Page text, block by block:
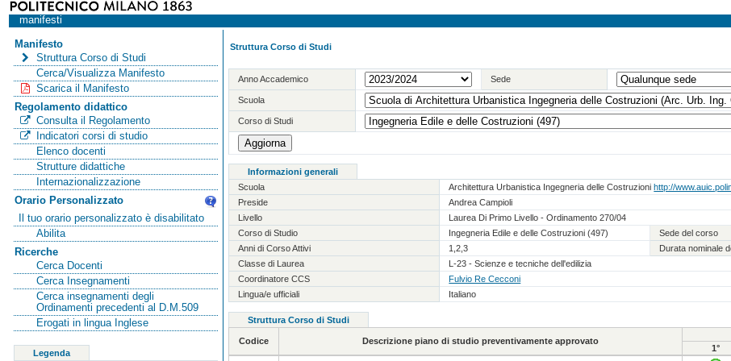
manifesti
Manifesto
Struttura Corso di Studi
Cerca/Visualizza Manifesto
Scarica il Manifesto
Regolamento didattico
Consulta il Regolamento
Indicatori corsi di studio
Elenco docenti
Strutture didattiche
Internazionalizzazione
Orario Personalizzato
Il tuo orario personalizzato è disabilitato
Abilita
Ricerche
Cerca Docenti
Cerca Insegnamenti
Cerca insegnamenti degli
Ordinamenti precedenti al D.M.509
Erogati in lingua Inglese
Legenda
Struttura Corso di Studi
Anno Accademico Sede
Scuola
Corso di Studi
Informazioni generali
Scuola
Architettura Urbanistica Ingegneria delle Costruzionihttp://
Preside
Andrea Campioli
Livello
Laurea Di Primo Livello - Ordinamento 270/04
Corso di Studio
Ingegneria Edile e delle Costruzioni (497) Sede del corso
Anni di Corso Attivi
1,2,3 Durata nominale
Classe di Laurea
L-23 - Scienze e tecniche dell'edilizia
Coordinatore CCS
Fulvio Re Cecconi
Lingua/e ufficiali
Italiano
Struttura Corso di Studi
Codice Descrizione piano di studio preventivamente approvato
1°